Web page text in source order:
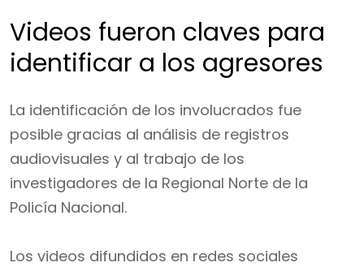
Videos fueron claves para
identificar a los agresores
La identificación de los involucrados fue
posible gracias al análisis de registros
audiovisuales y al trabajo de los
investigadores de la Regional Norte de la
Policía Nacional.
Los videos difundidos en redes sociales